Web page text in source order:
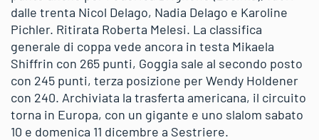
dalle trenta Nicol Delago, Nadia Delago e Karoline
Pichler. Ritirata Roberta Melesi. La classifica
generale di coppa vede ancora in testa Mikaela
Shiffrin con 265 punti, Goggia sale al secondo posto
con 245 punti, terza posizione per Wendy Holdener
con 240. Archiviata la trasferta americana, il circuito
torna in Europa, con un gigante e uno slalom sabato
10 e domenica 11 dicembre a Sestriere.